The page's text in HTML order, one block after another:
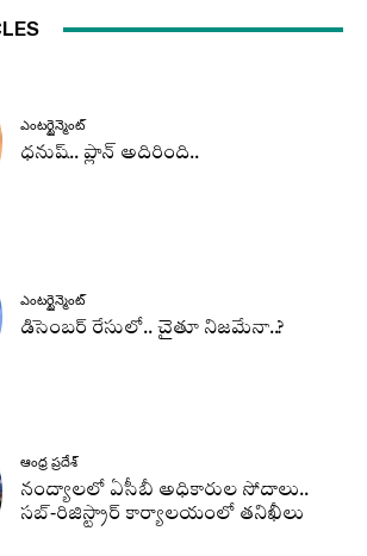
ఎంటర్టైన్మెంట్
ధనుష్‌.. ప్లాన్ అదిరింది..
ఎంటర్టైన్మెంట్
డిసెంబర్ రేసులో.. చైతూ నిజమేనా..?
ఆంధ్ర ప్రదేశ్
నంద్యాలలో ఏసీబీ అధికారుల సోదాలు..
సబ్-రిజిస్ట్రార్ కార్యాలయంలో తనిఖీలు